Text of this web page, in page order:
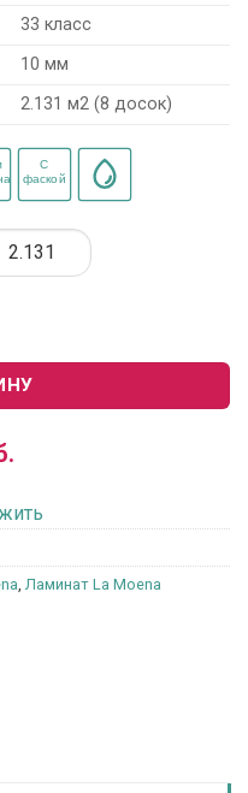
33 класс
10 мм
2.131 м2 (8 досок)
Moena Bellamonte LM07
Ламинат La Moena